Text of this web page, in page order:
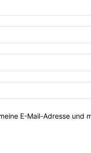
E-Mail-Adresse und